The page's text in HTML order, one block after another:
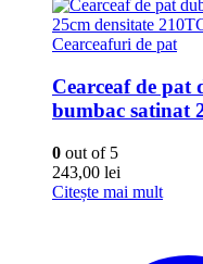
Cearceafuri de pat
Cearceaf de
bumbac satinat
0 out of 5
243,00 lei
Citește mai mult